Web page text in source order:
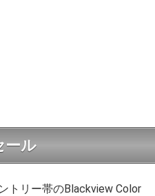
ール
トリー帯のBlackview Color